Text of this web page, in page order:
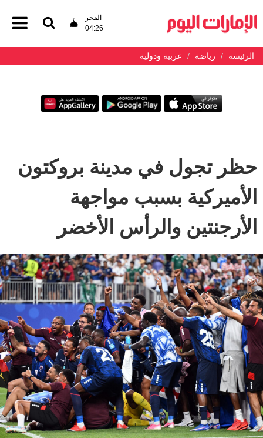
الفجر
04:26
الرئيسة رياضة عربية ودولية
حظر تجول في مدينة بروكتون
الأميركية بسبب مواجهة
الأرجنتين والرأس الأخضر